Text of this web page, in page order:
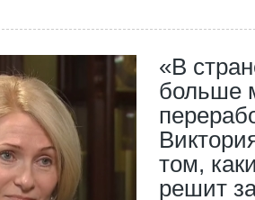
«В
больше
том,
решит